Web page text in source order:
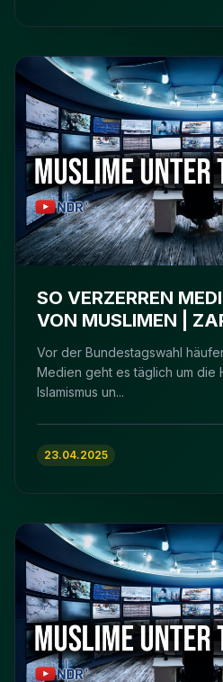
SO VERZERREN
VON MUSLIMEN |
Vor der Bundestagswahl
Medien geht es täglich um die
Islamismus un...
23.04.2025